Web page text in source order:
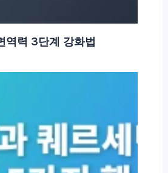
역력 3단계 강화법